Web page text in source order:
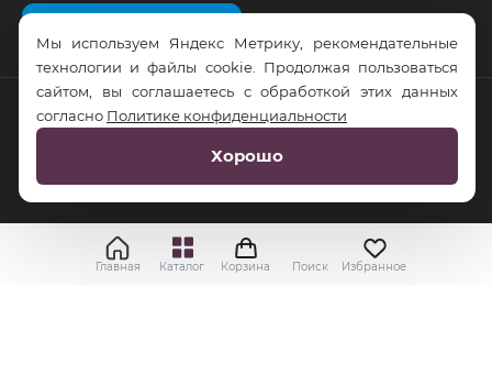
© RusTrus. 2011-2026. Все права защищены
RS Digital
Главная Каталог Корзина Поиск Избранное
Мы используем Яндекс Метрику, рекомендательные
технологии и файлы cookie. Продолжая пользоваться
сайтом, вы соглашаетесь с обработкой этих данных
согласно Политике конфиденциальности
Хорошо